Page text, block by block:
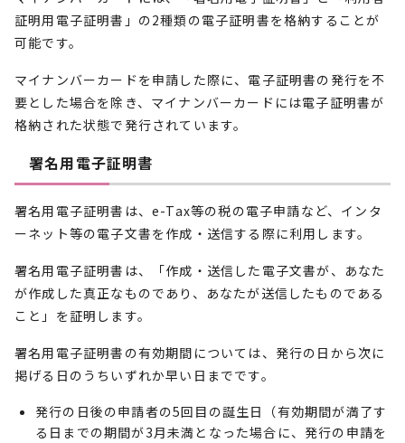
証明用電子証明書」の2種類の電子証明書を格納することが
可能です。
マイナンバーカードを申請した際に、電子証明書の発行を不
要とした場合を除き、マイナンバーカードには電子証明書が
格納された状態で発行されています。
署名用電子証明書
署名用電子証明書は、e-Tax等の税の電子申請など、インタ
ーネット等の電子文書を作成・送信する際に利用します。
署名用電子証明書は、「作成・送信した電子文書が、あなた
が作成した真正なものであり、あなたが送信したものである
こと」を証明します。
署名用電子証明書の有効期間については、発行の日から次に
掲げる日のうちいずれか早い日までです。
発行の日後の申請者の5回目の誕生日（有効期間が満了す
る日までの期間が3月未満となった場合に、発行の申請を